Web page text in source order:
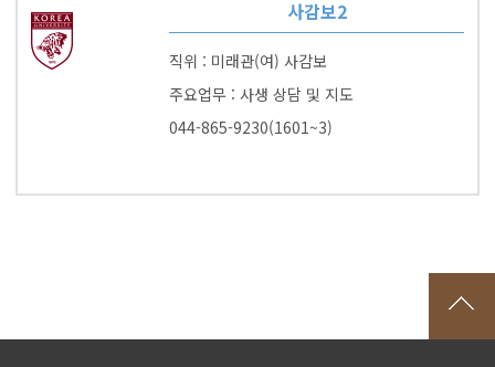
사감보2
직위 : 미래관(여) 사감보
주요업무 : 사생 상담 및 지도
044-865-9230(1601~3)